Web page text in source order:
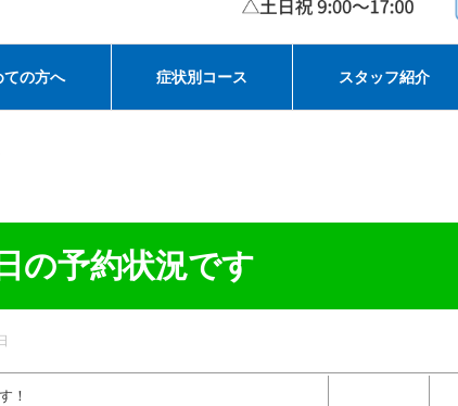
ての方へ 症状別コース スタッフ紹介
の予約状況です
！